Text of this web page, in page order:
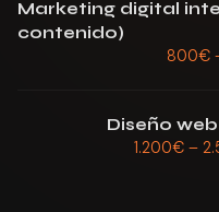
Marketing digital
contenido)
800€
Diseño
1.200€ –